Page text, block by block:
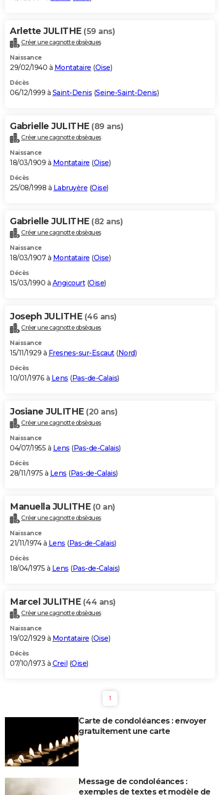
Arlette JULITHE (59 ans)
Créer une cagnotte obsèques
Naissance
29/02/1940 à Montataire (Oise)
Décès
06/12/1999 à Saint-Denis (Seine-Saint-Denis)
Gabrielle JULITHE (89 ans)
Créer une cagnotte obsèques
Naissance
18/03/1909 à Montataire (Oise)
Décès
25/08/1998 à Labruyère (Oise)
Gabrielle JULITHE (82 ans)
Créer une cagnotte obsèques
Naissance
18/03/1907 à Montataire (Oise)
Décès
15/03/1990 à Angicourt(Oise)
Joseph JULITHE (46 ans)
Créer une cagnotte obsèques
Naissance
15/11/1929 à Fresnes-sur-Escaut(Nord)
Décès
10/01/1976 à Lens (Pas-de-Calais)
Josiane JULITHE (20 ans)
Créer une cagnotte obsèques
Naissance
04/07/1955 à Lens (Pas-de-Calais)
Décès
28/11/1975 à Lens (Pas-de-Calais)
Manuella JULITHE (0 an)
Créer une cagnotte obsèques
Naissance
21/11/1974 à Lens (Pas-de-Calais)
Décès
18/04/1975 à Lens (Pas-de-Calais)
Marcel JULITHE (44 ans)
Créer une cagnotte obsèques
Naissance
19/02/1929 à Montataire (Oise)
Décès
07/10/1973 à Creil (Oise)
1
Carte de condoléances : envoyer
gratuitement une carte
Message de condoléances :
exemples de textes et modèle de